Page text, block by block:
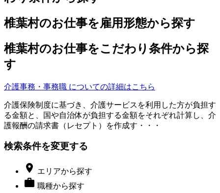
椎葉村のお仕事を雇用形態から探す
椎葉村のお仕事をこだわり条件から探
す
介護事務・事務職 についての詳細はこちら
介護保険制度に基づき、介護サービスを利用した方が負担す
る金額と、国や自治体が負担する金額をそれぞれ計算し、介
護報酬の請求書（レセプト）を作成す・・・
検索条件を変更する
 エリアから探す
 職種から探す